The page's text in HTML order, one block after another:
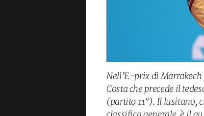
Nell’E-prix di
Costa che precede il
(partito 11°). Il lusitano,